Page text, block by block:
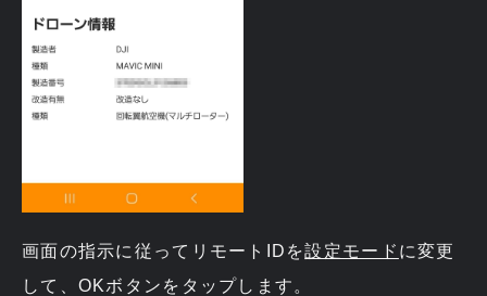
画面の指示に従ってリモートIDを設定モード に変更
して、OKボタンをタップします。